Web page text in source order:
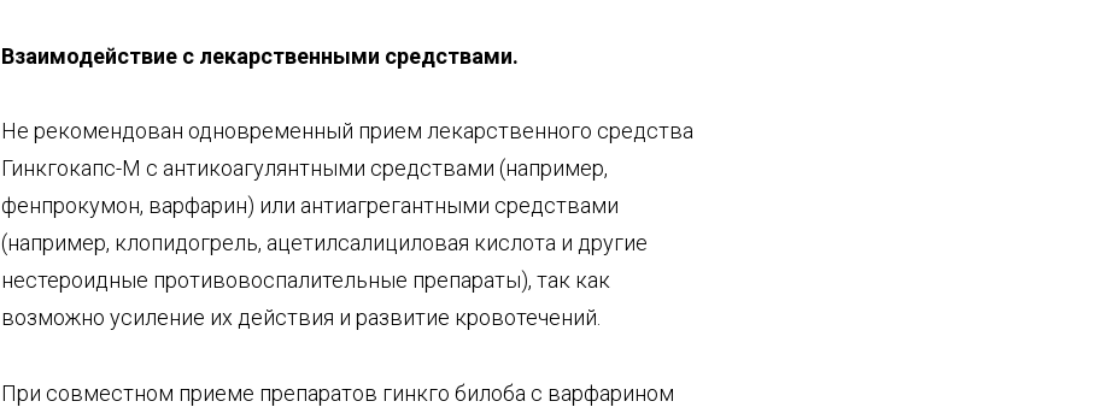
Взаимодействие с лекарственными средствами.
Не рекомендован одновременный прием лекарственного средства
Гинкгокапс-М с антикоагулянтными средствами (например,
фенпрокумон, варфарин) или антиагрегантными средствами
(например, клопидогрель, ацетилсалициловая кислота и другие
нестероидные противовоспалительные препараты), так как
возможно усиление их действия и развитие кровотечений.
При совместном приеме препаратов гинкго билоба с варфарином